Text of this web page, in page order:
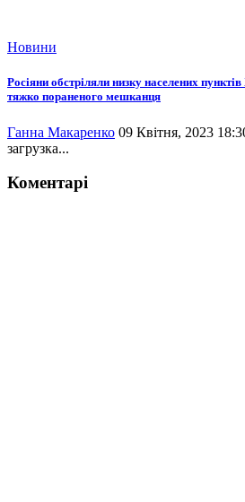
Новини
Росіяни обстріляли низку населених
тяжко пораненого мешканця
Ганна Макаренко 09 Квітня, 2023
загрузка...
Коментарі